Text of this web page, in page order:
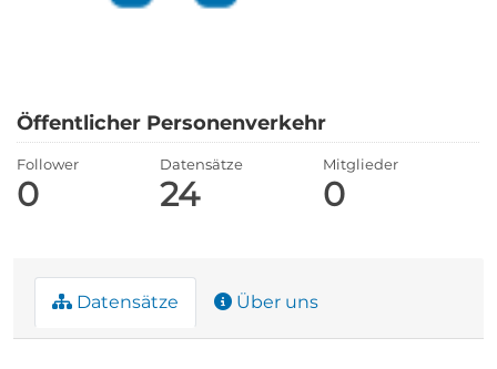
Öffentlicher Personenverkehr
Follower
0
Datensätze
24
Mitglieder
0
Datensätze Über uns